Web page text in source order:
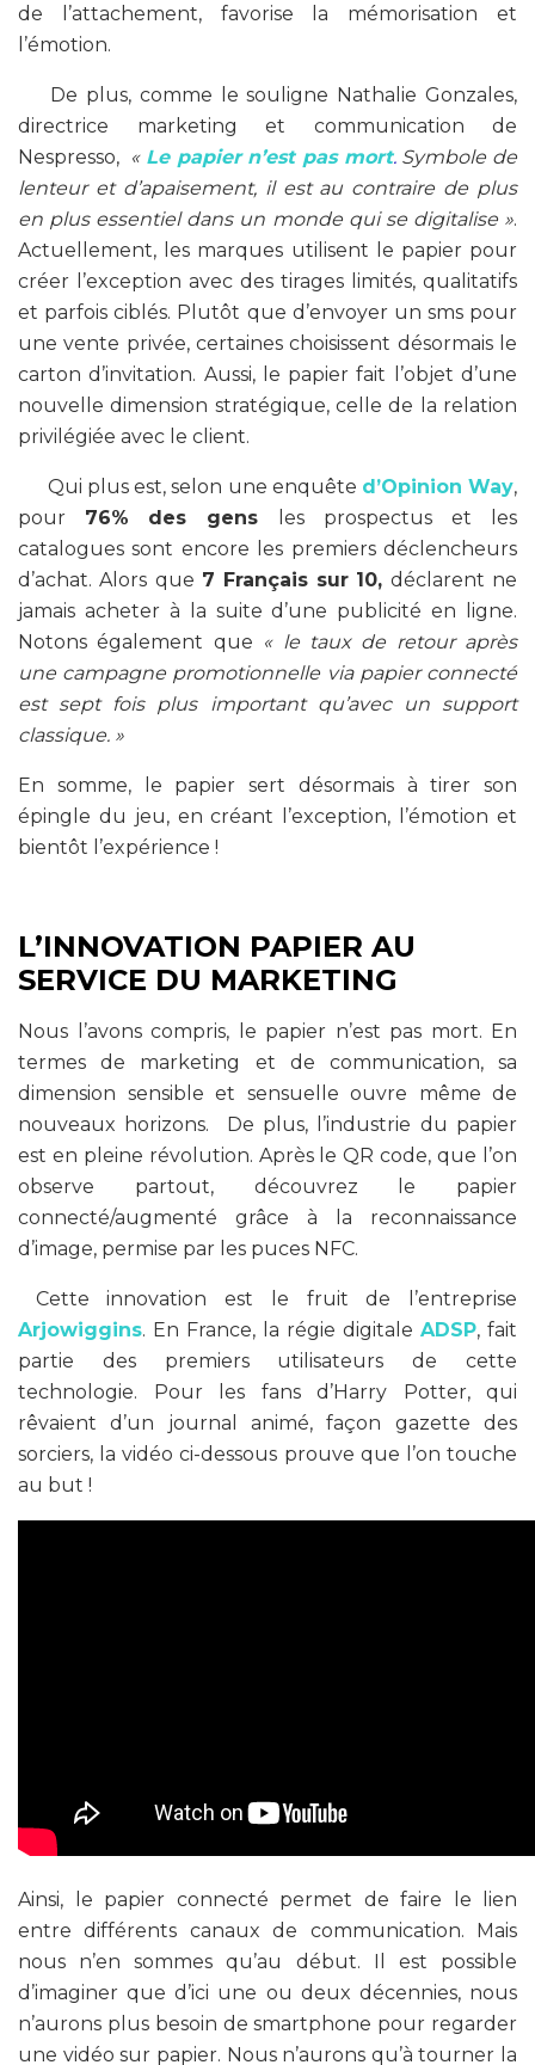
de l’attachement, favorise la mémorisation et
l’émotion.
De plus, comme le souligne Nathalie Gonzales,
directrice marketing et communication de
Nespresso, « Le papier n’est pas mort.Symbole de
lenteur et d’apaisement, il est au contraire de plus
en plus essentiel dans un monde qui se digitalise ».
Actuellement, les marques utilisent le papier pour
créer l’exception avec des tirages limités, qualitatifs
et parfois ciblés. Plutôt que d’envoyer un sms pour
une vente privée, certaines choisissent désormais le
carton d’invitation. Aussi, le papier fait l’objet d’une
nouvelle dimension stratégique, celle de la relation
privilégiée avec le client.
Qui plus est, selon une enquête d’Opinion Way,
pour 76% des gens les prospectus et les
catalogues sont encore les premiers déclencheurs
d’achat. Alors que 7 Français sur 10, déclarent ne
jamais acheter à la suite d’une publicité en ligne.
Notons également que « le taux de retour après
une campagne promotionnelle via papier connecté
est sept fois plus important qu’avec un support
classique. »
En somme, le papier sert désormais à tirer son
épingle du jeu, en créant l’exception, l’émotion et
bientôt l’expérience !
L’INNOVATION PAPIER AU
SERVICE DU MARKETING
Nous l’avons compris, le papier n’est pas mort. En
termes de marketing et de communication, sa
dimension sensible et sensuelle ouvre même de
nouveaux horizons. De plus, l’industrie du papier
est en pleine révolution. Après le QR code, que l’on
observe partout, découvrez le papier
connecté/augmenté grâce à la reconnaissance
d’image, permise par les puces NFC.
Cette innovation est le fruit de l’entreprise
Arjowiggins. En France, la régie digitale ADSP, fait
partie des premiers utilisateurs de cette
technologie. Pour les fans d’Harry Potter, qui
rêvaient d’un journal animé, façon gazette des
sorciers, la vidéo ci-dessous prouve que l’on touche
au but !
Ainsi, le papier connecté permet de faire le lien
entre différents canaux de communication. Mais
nous n’en sommes qu’au début. Il est possible
d’imaginer que d’ici une ou deux décennies, nous
n’aurons plus besoin de smartphone pour regarder
une vidéo sur papier. Nous n’aurons qu’à tourner la